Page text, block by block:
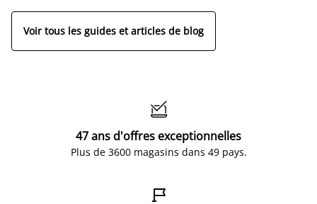
Voir tous les guides et articles de blog

47 ans d'offres exceptionnelles
Plus de 3600 magasins dans 49 pays.
